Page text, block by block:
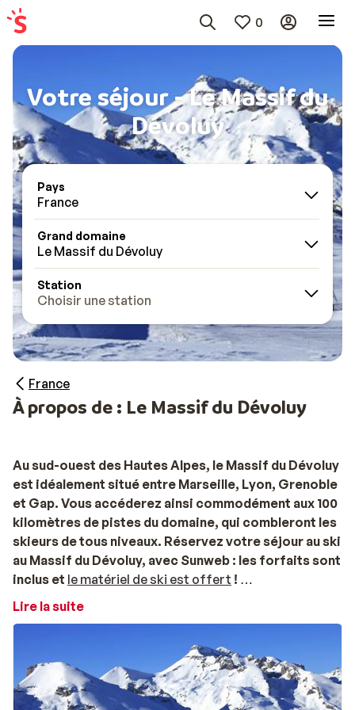
0
Votre séjour - Le Massif du
Dévoluy
Pays
France
Grand domaine
Le Massif du Dévoluy
Station
Choisir une station
France
À propos de : Le Massif du Dévoluy
Au sud-ouest des Hautes Alpes, le Massif du Dévoluy
est idéalement situé entre Marseille, Lyon, Grenoble
et Gap. Vous accéderez ainsi commodément aux 100
kilomètres de pistes du domaine, qui combleront les
skieurs de tous niveaux. Réservez votre séjour au ski
au Massif du Dévoluy, avec Sunweb : les forfaits sont
inclus et le matériel de ski est offert !
Vos vacances au ski au Massif du Dévoluy
un dénivelé spectaculaire de 1000 mètres ; un paradis
de la glisse pour tous les amateurs ! 5 pistes noires, 12
pistes rouges, 28 pistes bleues et 8 pistes vertes
Lire la suite